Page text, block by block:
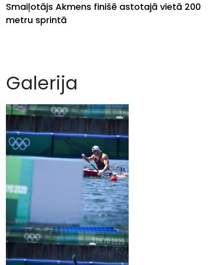
Smaiļotājs Akmens finišē astotajā vietā 200
metru sprintā
Galerija